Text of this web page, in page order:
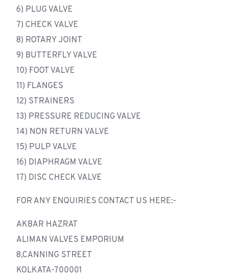
6) PLUG VALVE
7) CHECK VALVE
8) ROTARY JOINT
9) BUTTERFLY VALVE
10) FOOT VALVE
11) FLANGES
12) STRAINERS
13) PRESSURE REDUCING VALVE
14) NON RETURN VALVE
15) PULP VALVE
16) DIAPHRAGM VALVE
17) DISC CHECK VALVE
FOR ANY ENQUIRIES CONTACT US HERE:-
AKBAR HAZRAT
ALIMAN VALVES EMPORIUM
8,CANNING STREET
KOLKATA-700001